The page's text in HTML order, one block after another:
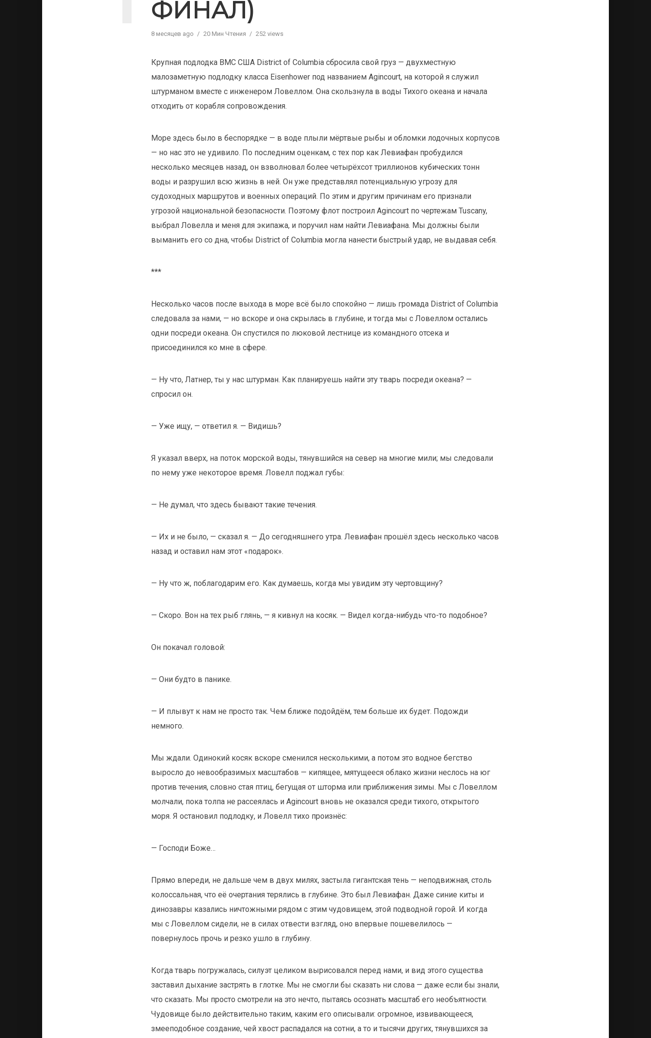
ФИНАЛ)
8 месяцев ago 20 Мин Чтения 252 views
Крупная подлодка ВМС США District of Columbia сбросила свой груз — двухместную
малозаметную подлодку класса Eisenhower под названием Agincourt, на которой я служил
штурманом вместе с инженером Ловеллом. Она скользнула в воды Тихого океана и начала
отходить от корабля сопровождения.
Море здесь было в беспорядке — в воде плыли мёртвые рыбы и обломки лодочных корпусов
— но нас это не удивило. По последним оценкам, с тех пор как Левиафан пробудился
несколько месяцев назад, он взволновал более четырёхсот триллионов кубических тонн
воды и разрушил всю жизнь в ней. Он уже представлял потенциальную угрозу для
судоходных маршрутов и военных операций. По этим и другим причинам его признали
угрозой национальной безопасности. Поэтому флот построил Agincourt по чертежам Tuscany,
выбрал Ловелла и меня для экипажа, и поручил нам найти Левиафана. Мы должны были
выманить его со дна, чтобы District of Columbia могла нанести быстрый удар, не выдавая себя.
***
Несколько часов после выхода в море всё было спокойно — лишь громада District of Columbia
следовала за нами, — но вскоре и она скрылась в глубине, и тогда мы с Ловеллом остались
одни посреди океана. Он спустился по люковой лестнице из командного отсека и
присоединился ко мне в сфере.
— Ну что, Латнер, ты у нас штурман. Как планируешь найти эту тварь посреди океана? —
спросил он.
— Уже ищу, — ответил я. — Видишь?
Я указал вверх, на поток морской воды, тянувшийся на север на многие мили; мы следовали
по нему уже некоторое время. Ловелл поджал губы:
— Не думал, что здесь бывают такие течения.
— Их и не было, — сказал я. — До сегодняшнего утра. Левиафан прошёл здесь несколько часов
назад и оставил нам этот «подарок».
— Ну что ж, поблагодарим его. Как думаешь, когда мы увидим эту чертовщину?
— Скоро. Вон на тех рыб глянь, — я кивнул на косяк. — Видел когда-нибудь что-то подобное?
Он покачал головой:
— Они будто в панике.
— И плывут к нам не просто так. Чем ближе подойдём, тем больше их будет. Подожди
немного.
Мы ждали. Одинокий косяк вскоре сменился несколькими, а потом это водное бегство
выросло до невообразимых масштабов — кипящее, мятущееся облако жизни неслось на юг
против течения, словно стая птиц, бегущая от шторма или приближения зимы. Мы с Ловеллом
молчали, пока толпа не рассеялась и Agincourt вновь не оказался среди тихого, открытого
моря. Я остановил подлодку, и Ловелл тихо произнёс:
— Господи Боже…
Прямо впереди, не дальше чем в двух милях, застыла гигантская тень — неподвижная, столь
колоссальная, что её очертания терялись в глубине. Это был Левиафан. Даже синие киты и
динозавры казались ничтожными рядом с этим чудовищем, этой подводной горой. И когда
мы с Ловеллом сидели, не в силах отвести взгляд, оно впервые пошевелилось —
повернулось прочь и резко ушло в глубину.
Когда тварь погружалась, силуэт целиком вырисовался перед нами, и вид этого существа
заставил дыхание застрять в глотке. Мы не смогли бы сказать ни слова — даже если бы знали,
что сказать. Мы просто смотрели на это нечто, пытаясь осознать масштаб его необъятности.
Чудовище было действительно таким, каким его описывали: огромное, извивающееся,
змееподобное создание, чей хвост распадался на сотни, а то и тысячи других, тянувшихся за